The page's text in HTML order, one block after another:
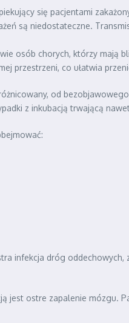
się pacjentami
są niedostateczne.
osób chorych, którzy mają
przestrzeni, co ułatwia
od
z inkubacją trwającą
infekcja dróg
jest ostre zapalenie mózgu.